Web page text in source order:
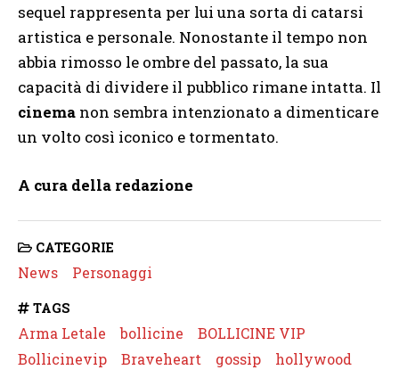
sequel rappresenta per lui una sorta di catarsi
artistica e personale. Nonostante il tempo non
abbia rimosso le ombre del passato, la sua
capacità di dividere il pubblico rimane intatta. Il
cinema non sembra intenzionato a dimenticare
un volto così iconico e tormentato.
A cura della redazione
CATEGORIE
News Personaggi
TAGS
Arma Letale bollicine
BOLLICINE VIP
Bollicinevip
Braveheart gossip
hollywood